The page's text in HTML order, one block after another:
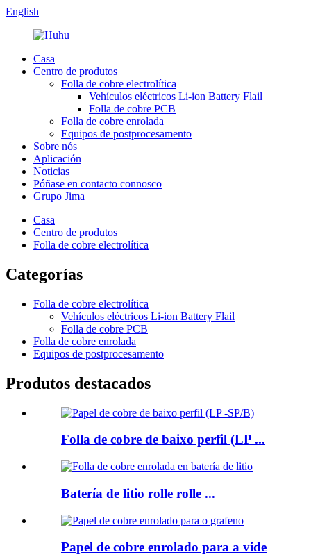
English
Casa
Centro de produtos
Folla de cobre electrolítica
Vehículos eléctricos Li-ion Battery Flail
Folla de cobre PCB
Folla de cobre enrolada
Equipos de postprocesamento
Sobre nós
Aplicación
Noticias
Póñase en contacto connosco
Grupo Jima
Casa
Centro de produtos
Folla de cobre electrolítica
Categorías
Folla de cobre electrolítica
Vehículos eléctricos Li-ion Battery Flail
Folla de cobre PCB
Folla de cobre enrolada
Equipos de postprocesamento
Produtos destacados
Folla de cobre de baixo perfil (LP ...
Batería de litio rolle rolle ...
Papel de cobre enrolado para a vide